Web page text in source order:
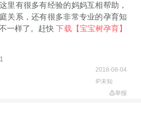
里有很多有经验的妈妈互相帮助，
关系，还有很多非常专业的孕育知
一样了。赶快下载【宝宝树孕育】
2018-08-04
IP未知
举报